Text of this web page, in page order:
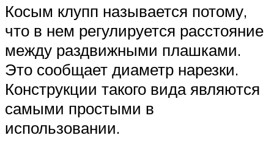
Косым клупп называется потому,
что в нем регулируется расстояние
между раздвижными плашками.
Это сообщает диаметр нарезки.
Конструкции такого вида являются
самыми простыми в
использовании.